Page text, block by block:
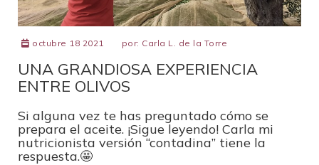
octubre 18 2021 por: Carla L. de la Torre
UNA GRANDIOSA EXPERIENCIA
ENTRE OLIVOS
Si alguna vez te has preguntado cómo se
prepara el aceite. ¡Sigue leyendo! Carla mi
nutricionista versión “contadina” tiene la
respuesta.🤩